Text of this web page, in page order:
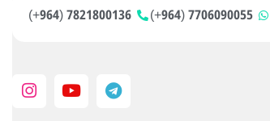
7706090055 (964+)
7821800136 (964+)